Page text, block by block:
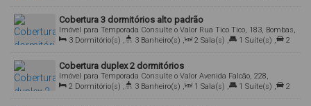
Cobertura 3 dormitórios alto padrão
Consulte o Valor
Imóvel para Temporada
Rua Tico Tico, 183, Bombas,
Bombinhas, Santa Catarina, Brasil
3 Dormitório(s) , 3 Banheiro(s) , 2 Sala(s) , 1 Suíte(s) ,
2
Cobertura duplex 2 dormitórios
Consulte o Valor
Imóvel para Temporada
Avenida Falcão, 228,
Bombas, Bombinhas, Santa Catarina, Brasil
2 Dormitório(s) , 3 Banheiro(s) , 1 Sala(s) , 1 Suíte(s) ,
2